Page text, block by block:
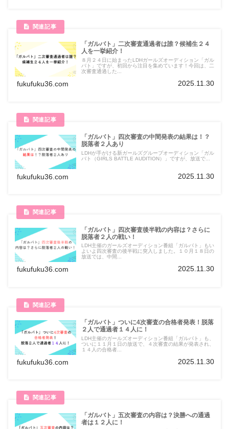
「ガルバト」二次審査通過者は誰？候補生２４
人を一挙紹介！
８月２４日に始まったLDHガールズオーディション「ガル
バト」ですが、初回から注目を集めています！今回は、二
次審査通過した...
fukufuku36.com 2025.11.30
「ガルバト」四次審査の中間発表の結果は！？
脱落者２人あり
LDHが手がける新ガールズグループオーディション「ガル
バト（GIRLS BATTLE AUDITION）」ですが、放送で...
fukufuku36.com 2025.11.30
「ガルバト」四次審査後半戦の内容は？さらに
脱落者２人の戦い！
LDH主催のガールズオーディション番組「ガルバト」もい
よいよ四次審査の後半戦に突入しました。１０月１８日の
放送では、中間...
fukufuku36.com 2025.11.30
「ガルバト」ついに4次審査の合格者発表！脱落
２人で通過者１４人に！
LDH主催のガールズオーディション番組「ガルバト」も、
ついに１１月１日の放送で、４次審査の結果が発表され、
１４人の合格者...
fukufuku36.com 2025.11.30
「ガルバト」五次審査の内容は？決勝への通過
者は１２人に！